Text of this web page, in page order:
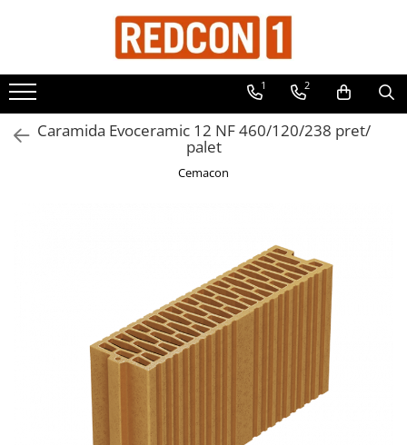
Toate Produsele
Materiale de constructii
Adezivi, mortare si tencuieli
Sisteme Gips-Carton
Tencuiala decorativa
Termoizolatii
1 2
Caramida Evoceramic 12 NF 460/120/238 pret/
palet
Cemacon